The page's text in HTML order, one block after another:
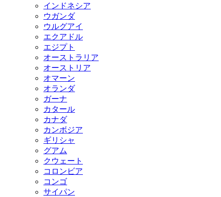
インドネシア
ウガンダ
ウルグアイ
エクアドル
エジプト
オーストラリア
オーストリア
オマーン
オランダ
ガーナ
カタール
カナダ
カンボジア
ギリシャ
グアム
クウェート
コロンビア
コンゴ
サイパン